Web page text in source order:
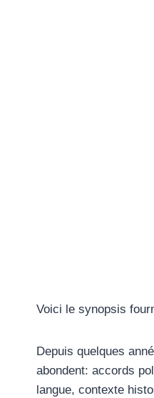
Voici le synopsis
Depuis quelques
abondent: accords
langue, contexte